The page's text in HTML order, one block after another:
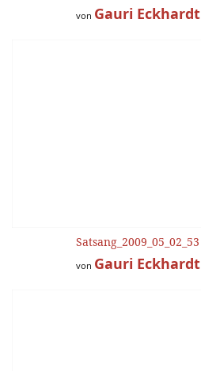
von Gauri Eckhardt
Satsang_2009_05_02_53
von Gauri Eckhardt